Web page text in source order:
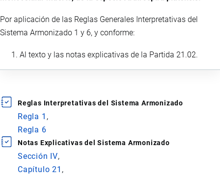
Por aplicación de las Reglas Generales Interpretativas del
Sistema Armonizado 1 y 6, y conforme:
Al texto y las notas explicativas de la Partida 21.02.
Reglas Interpretativas del Sistema Armonizado
Regla 1
Regla 6
Notas Explicativas del Sistema Armonizado
Sección IV
Capítulo 21